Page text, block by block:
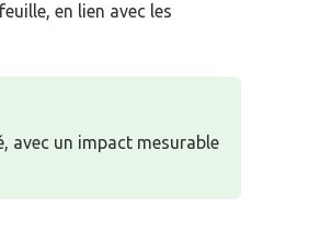
en lien avec les
avec un impact mesurable